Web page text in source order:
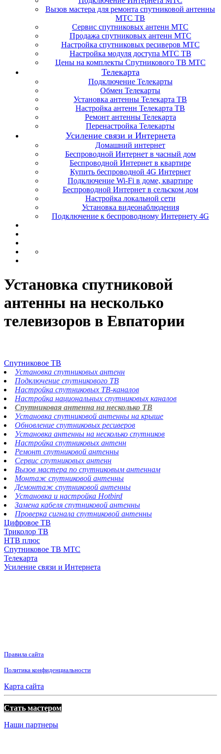
Вызов мастера для ремонта спутниковой антенны
МТС ТВ
Сервис спутниковых антенн МТС
Продажа спутниковых антенн МТС
Настройка спутниковых ресиверов МТС
Настройка модуля доступа МТС ТВ
Цены на комплекты Спутникового ТВ МТС
Телекарта
Подключение Телекарты
Обмен Телекарты
Установка антенны Телекарта ТВ
Настройка антенн Телекарта ТВ
Ремонт антенны Телекарта
Перенастройка Телекарты
Усиление связи и Интернета
Домашний интернет
Беспроводной Интернет в часный дом
Беспроводной Интернет в квартире
Купить беспроводной 4G Интернет
Подключение Wi-Fi в доме, квартире
Беспроводной Интернет в сельском дом
Настройка локальной сети
Установка видеонаблюдения
Подключение к беспроводному Интернету 4G
Установка спутниковой
антенны на несколько
телевизоров в Евпатории
Спутниковое ТВ
Установка спутниковых антенн
Подключение спутникового ТВ
Настройка спутниковых ТВ-каналов
Настройка национальных спутниковых каналов
Спутниковая антенна на несколько ТВ
Установка спутниковой антенны на крыше
Обновление спутниковых ресиверов
Установка антенны на несколько спутников
Настройка спутниковых антенн
Ремонт спутниковой антенны
Сервис спутниковых антенн
Вызов мастера по спутниковым антеннам
Монтаж спутниковой антенны
Демонтаж спутниковой антенны
Установка и настройка Hotbird
Замена кабеля спутниковой антенны
Проверка сигнала спутниковой антенны
Цифровое ТВ
Триколор ТВ
НТВ плюс
Спутниковое ТВ МТС
Телекарта
Усиление связи и Интернета
Правила сайта
Политика конфиденциальности
Карта сайта
Стать мастером
Наши партнеры